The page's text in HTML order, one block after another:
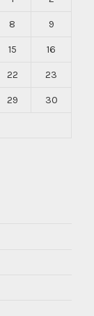
8 9
15 16
22 23
29 30